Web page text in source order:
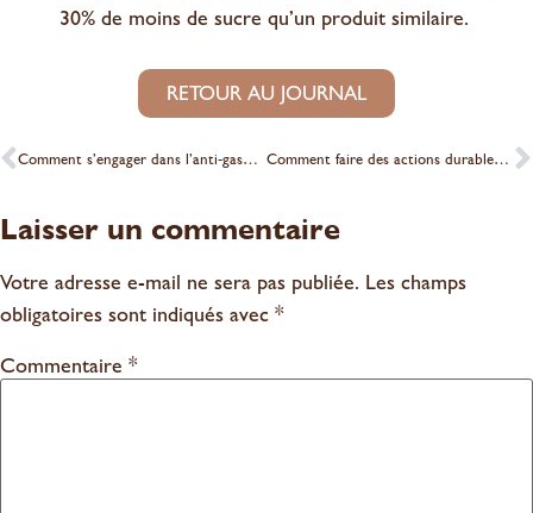
30% de moins de sucre qu’un produit similaire.
RETOUR AU JOURNAL
Comment s’engager dans l’anti-gaspi et le zéro-déchet Comment faire des actions durables même au travail ?
Laisser un commentaire
Votre adresse e-mail ne sera pas publiée. Les champs
obligatoires sont indiqués avec *
Commentaire *